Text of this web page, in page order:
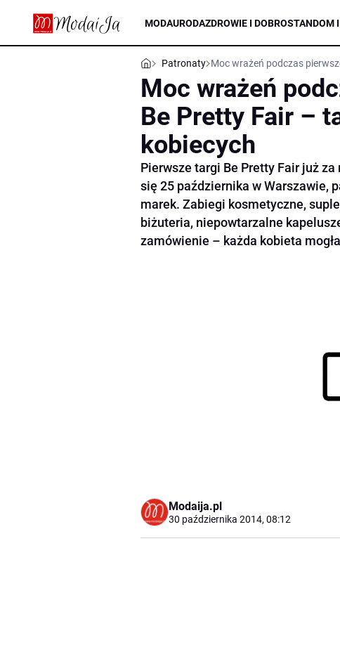
MODAURODAZDROWIE I DOBROSTANDOM
Patronaty Moc wrażeń podczas
Moc wrażeń
Be Pretty Fair –
kobiecych
Pierwsze targi Be Pretty Fair już
się 25 października w Warszawie,
marek. Zabiegi kosmetyczne,
biżuteria, niepowtarzalne
zamówienie – każda kobieta
Modaija.pl
30 października 2014, 08:12